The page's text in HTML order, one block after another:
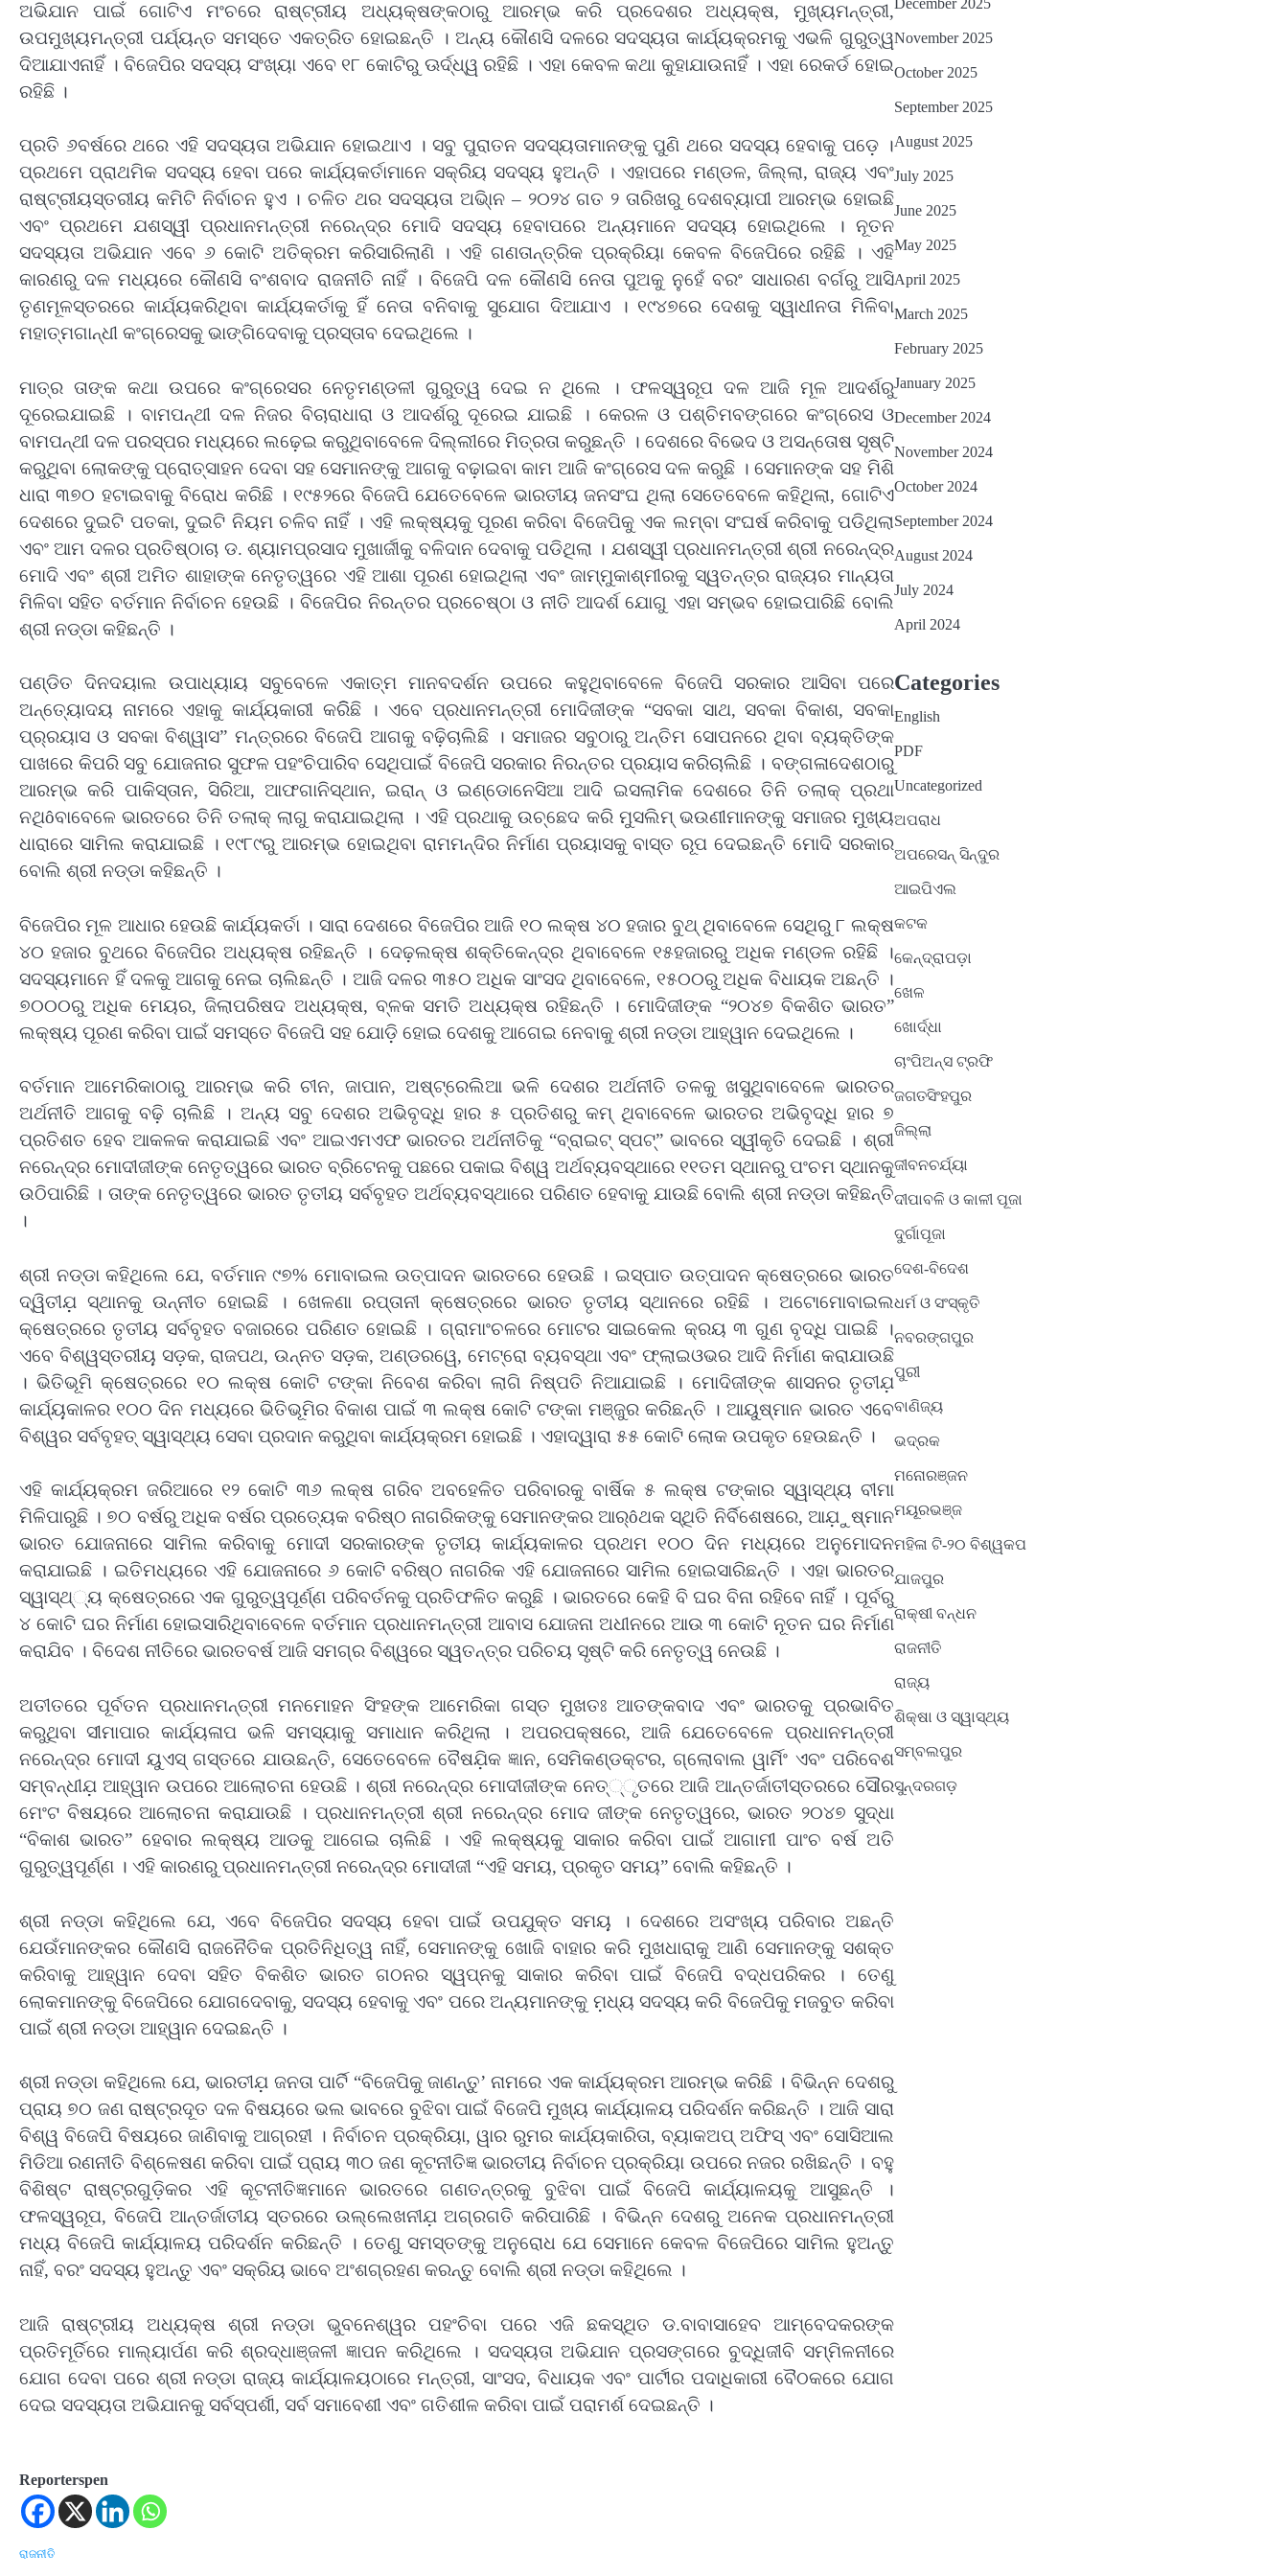
ଅଭିଯାନ ପାଇଁ ଗୋଟିଏ ମଂଚରେ ରାଷ୍ଟ୍ରୀୟ ଅଧ୍ୟକ୍ଷଙ୍କଠାରୁ ଆରମ୍ଭ କରି ପ୍ରଦେଶର ଅଧ୍ୟକ୍ଷ, ମୁଖ୍ୟମନ୍ତ୍ରୀ,
ଉପମୁଖ୍ୟମନ୍ତ୍ରୀ ପର୍ଯ୍ୟନ୍ତ ସମସ୍ତେ ଏକତ୍ରିତ ହୋଇଛନ୍ତି । ଅନ୍ୟ କୌଣସି ଦଳରେ ସଦସ୍ୟତା କାର୍ଯ୍ୟକ୍ରମକୁ ଏଭଳି ଗୁରୁତ୍ୱ
ଦିଆଯାଏନାହିଁ । ବିଜେପିର ସଦସ୍ୟ ସଂଖ୍ୟା ଏବେ ୧୮ କୋଟିରୁ ଊର୍ଦ୍ଧ୍ୱ ରହିଛି । ଏହା କେବଳ କଥା କୁହାଯାଉନାହିଁ । ଏହା ରେକର୍ଡ ହୋଇ
ରହିଛି ।
ପ୍ରତି ୬ବର୍ଷରେ ଥରେ ଏହି ସଦସ୍ୟତା ଅଭିଯାନ ହୋଇଥାଏ । ସବୁ ପୁରାତନ ସଦସ୍ୟତାମାନଙ୍କୁ ପୁଣି ଥରେ ସଦସ୍ୟ ହେବାକୁ ପଡ଼େ ।
ପ୍ରଥମେ ପ୍ରାଥମିକ ସଦସ୍ୟ ହେବା ପରେ କାର୍ଯ୍ୟକର୍ତାମାନେ ସକ୍ରିୟ ସଦସ୍ୟ ହୁଅନ୍ତି । ଏହାପରେ ମଣ୍ଡଳ, ଜିଲ୍ଲା, ରାଜ୍ୟ ଏବଂ
ରାଷ୍ଟ୍ରୀୟସ୍ତରୀୟ କମିଟି ନିର୍ବାଚନ ହୁଏ । ଚଳିତ ଥର ସଦସ୍ୟତା ଅଭି୍‌ାନ – ୨୦୨୪ ଗତ ୨ ତାରିଖରୁ ଦେଶବ୍ୟାପୀ ଆରମ୍ଭ ହୋଇଛି
ଏବଂ ପ୍ରଥମେ ଯଶସ୍ୱୀ ପ୍ରଧାନମନ୍ତ୍ରୀ ନରେନ୍ଦ୍ର ମୋଦି ସଦସ୍ୟ ହେବାପରେ ଅନ୍ୟମାନେ ସଦସ୍ୟ ହୋଇଥିଲେ । ନୂତନ
ସଦସ୍ୟତା ଅଭିଯାନ ଏବେ ୬ କୋଟି ଅତିକ୍ରମ କରିସାରିଲାଣି । ଏହି ଗଣତାନ୍ତ୍ରିକ ପ୍ରକ୍ରିୟା କେବଳ ବିଜେପିରେ ରହିଛି । ଏହି
କାରଣରୁ ଦଳ ମଧ୍ୟରେ କୌଣସି ବଂଶବାଦ ରାଜନୀତି ନାହିଁ । ବିଜେପି ଦଳ କୌଣସି ନେତା ପୁଅକୁ ନୁହେଁ ବରଂ ସାଧାରଣ ବର୍ଗରୁ ଆସି
ତୃଣମୂଳସ୍ତରରେ କାର୍ଯ୍ୟକରିଥିବା କାର୍ଯ୍ୟକର୍ତାକୁ ହିଁ ନେତା ବନିବାକୁ ସୁଯୋଗ ଦିଆଯାଏ । ୧୯୪୭ରେ ଦେଶକୁ ସ୍ୱାଧୀନତା ମିଳିବା
ମହାତ୍ମଗାନ୍ଧୀ କଂଗ୍ରେସକୁ ଭାଙ୍ଗିଦେବାକୁ ପ୍ରସ୍ତାବ ଦେଇଥିଲେ ।
ମାତ୍ର ତାଙ୍କ କଥା ଉପରେ କଂଗ୍ରେସର ନେତୃମଣ୍ଡଳୀ ଗୁରୁତ୍ୱ ଦେଇ ନ ଥିଲେ । ଫଳସ୍ୱରୂପ ଦଳ ଆଜି ମୂଳ ଆଦର୍ଶରୁ
ଦୂରେଇଯାଇଛି । ବାମପନ୍ଥୀ ଦଳ ନିଜର ବିଚାରାଧାରା ଓ ଆଦର୍ଶରୁ ଦୂରେଇ ଯାଇଛି । କେରଳ ଓ ପଶ୍ଚିମବଙ୍ଗରେ କଂଗ୍ରେସ ଓ
ବାମପନ୍ଥୀ ଦଳ ପରସ୍ପର ମଧ୍ୟରେ ଲଢ଼େଇ କରୁଥିବାବେଳେ ଦିଲ୍ଲୀରେ ମିତ୍ରତା କରୁଛନ୍ତି । ଦେଶରେ ବିଭେଦ ଓ ଅସନ୍ତୋଷ ସୃଷ୍ଟି
କରୁଥିବା ଲୋକଙ୍କୁ ପ୍ରୋତ୍ସାହନ ଦେବା ସହ ସେମାନଙ୍କୁ ଆଗକୁ ବଢ଼ାଇବା କାମ ଆଜି କଂଗ୍ରେସ ଦଳ କରୁଛି । ସେମାନଙ୍କ ସହ ମିଶି
ଧାରା ୩୭୦ ହଟାଇବାକୁ ବିରୋଧ କରିଛି । ୧୯୫୨ରେ ବିଜେପି ଯେତେବେଳେ ଭାରତୀୟ ଜନସଂଘ ଥିଲା ସେତେବେଳେ କହିଥିଲା, ଗୋଟିଏ
ଦେଶରେ ଦୁଇଟି ପତକା, ଦୁଇଟି ନିୟମ ଚଳିବ ନାହିଁ । ଏହି ଲକ୍ଷ୍ୟକୁ ପୂରଣ କରିବା ବିଜେପିକୁ ଏକ ଲମ୍ବା ସଂଘର୍ଷ କରିବାକୁ ପଡିଥିଲା
ଏବଂ ଆମ ଦଳର ପ୍ରତିଷ୍ଠାଚା ଡ. ଶ୍ୟାମପ୍ରସାଦ ମୁଖାର୍ଜୀକୁ ବଳିଦାନ ଦେବାକୁ ପଡିଥିଲା । ଯଶସ୍ୱୀ ପ୍ରଧାନମନ୍ତ୍ରୀ ଶ୍ରୀ ନରେନ୍ଦ୍ର
ମୋଦି ଏବଂ ଶ୍ରୀ ଅମିତ ଶାହାଙ୍କ ନେତୃତ୍ୱରେ ଏହି ଆଶା ପୂରଣ ହୋଇଥିଲା ଏବଂ ଜାମ୍ମୁକାଶ୍ମୀରକୁ ସ୍ୱତନ୍ତ୍ର ରାଜ୍ୟର ମାନ୍ୟତା
ମିଳିବା ସହିତ ବର୍ତମାନ ନିର୍ବାଚନ ହେଉଛି । ବିଜେପିର ନିରନ୍ତର ପ୍ରଚେଷ୍ଠା ଓ ନୀତି ଆଦର୍ଶ ଯୋଗୁ ଏହା ସମ୍ଭବ ହୋଇପାରିଛି ବୋଲି
ଶ୍ରୀ ନଡ୍ଡା କହିଛନ୍ତି ।
ପଣ୍ଡିତ ଦିନଦୟାଲ ଉପାଧ୍ୟାୟ ସବୁବେଳେ ଏକାତ୍ମ ମାନବଦର୍ଶନ ଉପରେ କହୁଥିବାବେଳେ ବିଜେପି ସରକାର ଆସିବା ପରେ
ଅନ୍ତ୍ୟୋଦୟ ନାମରେ ଏହାକୁ କାର୍ଯ୍ୟକାରୀ କରିିଛି । ଏବେ ପ୍ରଧାନମନ୍ତ୍ରୀ ମୋଦିଜୀଙ୍କ “ସବକା ସାଥ, ସବକା ବିକାଶ, ସବକା
ପ୍ର୍ରୟାସ ଓ ସବକା ବିଶ୍ୱାସ” ମନ୍ତ୍ରରେ ବିଜେପି ଆଗକୁ ବଢ଼ିଚାଲିଛି । ସମାଜର ସବୁଠାରୁ ଅନ୍ତିମ ସୋପନରେ ଥିବା ବ୍ୟକ୍ତିଙ୍କ
ପାଖରେ କିପରି ସବୁ ଯୋଜନାର ସୁଫଳ ପହଂଚିପାରିବ ସେଥିପାଇଁ ବିଜେପି ସରକାର ନିରନ୍ତର ପ୍ରୟାସ କରିଚାଲିଛି । ବଙ୍ଗଳାଦେଶଠାରୁ
ଆରମ୍ଭ କରି ପାକିସ୍ତାନ, ସିରିଆ, ଆଫଗାନିସ୍ଥାନ, ଇରାନ୍ ଓ ଇଣ୍ଡୋନେସିଆ ଆଦି ଇସଲାମିକ ଦେଶରେ ତିନି ତଲାକ୍ ପ୍ରଥା
ନଥିôବାବେଳେ ଭାରତରେ ତିନି ତଲାକ୍ ଲାଗୁ କରାଯାଇଥିଲା । ଏହି ପ୍ରଥାକୁ ଉଚ୍ଛେଦ କରି ମୁସଲିମ୍ ଭଉଣୀମାନଙ୍କୁ ସମାଜର ମୁଖ୍ୟ
ଧାରାରେ ସାମିଲ କରାଯାଇଛି । ୧୯୮୯ରୁ ଆରମ୍ଭ ହୋଇଥିବା ରାମମନ୍ଦିର ନିର୍ମାଣ ପ୍ରୟାସକୁ ବାସ୍ତ ରୂପ ଦେଇଛନ୍ତି ମୋଦି ସରକାର
ବୋଲି ଶ୍ରୀ ନଡ୍ଡା କହିଛନ୍ତି ।
ବିଜେପିର ମୂଳ ଆଧାର ହେଉଛି କାର୍ଯ୍ୟକର୍ତା । ସାରା ଦେଶରେ ବିଜେପିର ଆଜି ୧୦ ଲକ୍ଷ ୪୦ ହଜାର ବୁଥ୍ ଥିବାବେଳେ ସେଥିରୁ ୮ ଲକ୍ଷ
୪୦ ହଜାର ବୁଥରେ ବିଜେପିର ଅଧ୍ୟକ୍ଷ ରହିଛନ୍ତି । ଦେଢ଼ଲକ୍ଷ ଶକ୍ତିକେନ୍ଦ୍ର ଥିବାବେଳେ ୧୫ହଜାରରୁ ଅଧିକ ମଣ୍ଡଳ ରହିଛି ।
ସଦସ୍ୟମାନେ ହିଁ ଦଳକୁ ଆଗକୁ ନେଇ ଚାଲିଛନ୍ତି । ଆଜି ଦଳର ୩୫୦ ଅଧିକ ସାଂସଦ ଥିବାବେଳେ, ୧୫୦୦ରୁ ଅଧିକ ବିଧାୟକ ଅଛନ୍ତି ।
୭୦୦୦ରୁ ଅଧିକ ମେୟର, ଜିଲାପରିଷଦ ଅଧ୍ୟକ୍ଷ, ବ୍ଳକ ସମତି ଅଧ୍ୟକ୍ଷ ରହିଛନ୍ତି । ମୋଦିଜୀଙ୍କ “୨୦୪୭ ବିକଶିତ ଭାରତ”
ଲକ୍ଷ୍ୟ ପୂରଣ କରିବା ପାଇଁ ସମସ୍ତେ ବିଜେପି ସହ ଯୋଡ଼ି ହୋଇ ଦେଶକୁ ଆଗେଇ ନେବାକୁ ଶ୍ରୀ ନଡ୍ଡା ଆହ୍ୱାନ ଦେଇଥିଲେ ।
ବର୍ତମାନ ଆମେରିକାଠାରୁ ଆରମ୍ଭ କରି ଚୀନ, ଜାପାନ, ଅଷ୍ଟ୍ରେଲିଆ ଭଳି ଦେଶର ଅର୍ଥନୀତି ତଳକୁ ଖସୁଥିବାବେଳେ ଭାରତର
ଅର୍ଥନୀତି ଆଗକୁ ବଢ଼ି ଚାଲିଛି । ଅନ୍ୟ ସବୁ ଦେଶର ଅଭିବୃଦ୍ଧି ହାର ୫ ପ୍ରତିଶରୁ କମ୍ ଥିବାବେଳେ ଭାରତର ଅଭିବୃଦ୍ଧି ହାର ୭
ପ୍ରତିଶତ ହେବ ଆକଳକ କରାଯାଇଛି ଏବଂ ଆଇଏମଏଫ ଭାରତର ଅର୍ଥନୀତିକୁ “ବ୍ରାଇଟ୍ ସ୍ପଟ୍‌” ଭାବରେ ସ୍ୱୀକୃତି ଦେଇଛି । ଶ୍ରୀ
ନରେନ୍ଦ୍ର ମୋଦୀଜୀଙ୍କ ନେତୃତ୍ୱରେ ଭାରତ ବ୍ରିଟେନକୁ ପଛରେ ପକାଇ ବିଶ୍ୱ ଅର୍ଥବ୍ୟବସ୍ଥାରେ ୧୧ତମ ସ୍ଥାନରୁ ପଂଚମ ସ୍ଥାନକୁ
ଉଠିପାରିଛି । ତାଙ୍କ ନେତୃତ୍ୱରେ ଭାରତ ତୃତୀୟ ସର୍ବବୃହତ ଅର୍ଥବ୍ୟବସ୍ଥାରେ ପରିଣତ ହେବାକୁ ଯାଉଛି ବୋଲି ଶ୍ରୀ ନଡ୍ଡା କହିଛନ୍ତି
।
ଶ୍ରୀ ନଡ୍ଡା କହିଥିଲେ ଯେ, ବର୍ତମାନ ୯୭% ମୋବାଇଲ ଉତ୍ପାଦନ ଭାରତରେ ହେଉଛି । ଇସ୍ପାତ ଉତ୍ପାଦନ କ୍ଷେତ୍ରରେ ଭାରତ
ଦ୍ୱିତୀଯ଼ ସ୍ଥାନକୁ ଉନ୍ନୀତ ହୋଇଛି । ଖେଳଣା ରପ୍ତାନୀ କ୍ଷେତ୍ରରେ ଭାରତ ତୃତୀୟ ସ୍ଥାନରେ ରହିଛି । ଅଟୋମୋବାଇଲ
କ୍ଷେତ୍ରରେ ତୃତୀୟ ସର୍ବବୃହତ ବଜାରରେ ପରିଣତ ହୋଇଛି । ଗ୍ରାମାଂଚଳରେ ମୋଟର ସାଇକେଲ କ୍ରୟ ୩ ଗୁଣ ବୃଦ୍ଧି ପାଇଛି ।
ଏବେ ବିଶ୍ୱସ୍ତରୀୟ଼ ସଡ଼କ, ରାଜପଥ, ଉନ୍ନତ ସଡ଼କ, ଅଣ୍ଡରୱେ, ମେଟ୍ରୋ ବ୍ୟବସ୍ଥା ଏବଂ ଫ୍ଲାଇଓଭର ଆଦି ନିର୍ମାଣ କରାଯାଉଛି
। ଭିତିଭୂମି କ୍ଷେତ୍ରରେ ୧୦ ଲକ୍ଷ କୋଟି ଟଙ୍କା ନିବେଶ କରିବା ଲାଗି ନିଷ୍ପତି ନିଆଯାଇଛି । ମୋଦିଜୀଙ୍କ ଶାସନର ତୃତୀଯ଼
କାର୍ଯ୍ୟ଼କାଳର ୧୦୦ ଦିନ ମଧ୍ୟରେ ଭିତିଭୂମିର ବିକାଶ ପାଇଁ ୩ ଲକ୍ଷ କୋଟି ଟଙ୍କା ମଞ୍ଜୁର କରିଛନ୍ତି । ଆୟୁଷ୍ମାନ ଭାରତ ଏବେ
ବିଶ୍ୱର ସର୍ବବୃହତ୍ ସ୍ୱାସ୍ଥ୍ୟ ସେବା ପ୍ରଦାନ କରୁଥିବା କାର୍ଯ୍ୟକ୍ରମ ହୋଇଛି । ଏହାଦ୍ୱାରା ୫୫ କୋଟି ଲୋକ ଉପକୃତ ହେଉଛନ୍ତି ।
ଏହି କାର୍ଯ୍ୟକ୍ରମ ଜରିଆରେ ୧୨ କୋଟି ୩୬ ଲକ୍ଷ ଗରିବ ଅବହେଳିତ ପରିବାରକୁ ବାର୍ଷିକ ୫ ଲକ୍ଷ ଟଙ୍କାର ସ୍ୱାସ୍ଥ୍ୟ ବୀମା
ମିଳିପାରୁଛି । ୭୦ ବର୍ଷରୁ ଅଧିକ ବର୍ଷର ପ୍ରତ୍ୟେକ ବରିଷ୍ଠ ନାଗରିକଙ୍କୁ ସେମାନଙ୍କର ଆର୍ôଥକ ସ୍ଥିତି ନିର୍ବିଶେଷରେ, ଆଯ଼ୁଷ୍ମାନ
ଭାରତ ଯୋଜନାରେ ସାମିଲ କରିବାକୁ ମୋଦୀ ସରକାରଙ୍କ ତୃତୀୟ କାର୍ଯ୍ୟକାଳର ପ୍ରଥମ ୧୦୦ ଦିନ ମଧ୍ୟରେ ଅନୁମୋଦନ
କରାଯାଇଛି । ଇତିମଧ୍ୟରେ ଏହି ଯୋଜନାରେ ୬ କୋଟି ବରିଷ୍ଠ ନାଗରିକ ଏହି ଯୋଜନାରେ ସାମିଲ ହୋଇସାରିଛନ୍ତି । ଏହା ଭାରତର
ସ୍ୱାସ୍ଥ୍‌୍ୟ କ୍ଷେତ୍ରରେ ଏକ ଗୁରୁତ୍ୱପୂର୍ଣ୍ଣ ପରିବର୍ତନକୁ ପ୍ରତିଫଳିତ କରୁଛି । ଭାରତରେ କେହି ବି ଘର ବିନା ରହିବେ ନାହିଁ । ପୂର୍ବରୁ
୪ କୋଟି ଘର ନିର୍ମାଣ ହୋଇସାରିଥିବାବେଳେ ବର୍ତମାନ ପ୍ରଧାନମନ୍ତ୍ରୀ ଆବାସ ଯୋଜନା ଅଧୀନରେ ଆଉ ୩ କୋଟି ନୂତନ ଘର ନିର୍ମାଣ
କରାଯିବ । ବିଦେଶ ନୀତିରେ ଭାରତବର୍ଷ ଆଜି ସମଗ୍ର ବିଶ୍ୱରେ ସ୍ୱତନ୍ତ୍ର ପରିଚୟ ସୃଷ୍ଟି କରି ନେତୃତ୍ୱ ନେଉଛି ।
ଅତୀତରେ ପୂର୍ବତନ ପ୍ରଧାନମନ୍ତ୍ରୀ ମନମୋହନ ସିଂହଙ୍କ ଆମେରିକା ଗସ୍ତ ମୁଖତଃ ଆତଙ୍କବାଦ ଏବଂ ଭାରତକୁ ପ୍ରଭାବିତ
କରୁଥିବା ସୀମାପାର କାର୍ଯ୍ୟଳାପ ଭଳି ସମସ୍ୟାକୁ ସମାଧାନ କରିଥିଲା । ଅପରପକ୍ଷରେ, ଆଜି ଯେତେବେଳେ ପ୍ରଧାନମନ୍ତ୍ରୀ
ନରେନ୍ଦ୍ର ମୋଦୀ ୟୁଏସ୍ ଗସ୍ତରେ ଯାଉଛନ୍ତି, ସେତେବେଳେ ବୈଷଯ଼ିକ ଜ୍ଞାନ, ସେମିକଣ୍ଡକ୍ଟର, ଗ୍ଲୋବାଲ ୱାର୍ମିଂ ଏବଂ ପରିବେଶ
ସମ୍ବନ୍ଧୀଯ଼ ଆହ୍ୱାନ ଉପରେ ଆଲୋଚନା ହେଉଛି । ଶ୍ରୀ ନରେନ୍ଦ୍ର ମୋଦୀଜୀଙ୍କ ନେତ୍‌୍‌ୃତରେ ଆଜି ଆନ୍ତର୍ଜାତୀସ୍ତରରେ ସୌର
ମେଂଟ ବିଷୟରେ ଆଲୋଚନା କରାଯାଉଛି । ପ୍ରଧାନମନ୍ତ୍ରୀ ଶ୍ରୀ ନରେନ୍ଦ୍ର ମୋଦ ଜୀଙ୍କ ନେତୃତ୍ୱରେ, ଭାରତ ୨୦୪୭ ସୁଦ୍ଧା
“ବିକାଶ ଭାରତ” ହେବାର ଲକ୍ଷ୍ୟ ଆଡକୁ ଆଗେଇ ଚାଲିଛି । ଏହି ଲକ୍ଷ୍ୟକୁ ସାକାର କରିବା ପାଇଁ ଆଗାମୀ ପାଂଚ ବର୍ଷ ଅତି
ଗୁରୁତ୍ୱପୂର୍ଣ୍ଣ । ଏହି କାରଣରୁ ପ୍ରଧାନମନ୍ତ୍ରୀ ନରେନ୍ଦ୍ର ମୋଦୀଜୀ “ଏହି ସମୟ, ପ୍ରକୃତ ସମୟ” ବୋଲି କହିଛନ୍ତି ।
ଶ୍ରୀ ନଡ୍ଡା କହିଥିଲେ ଯେ, ଏବେ ବିଜେପିର ସଦସ୍ୟ ହେବା ପାଇଁ ଉପଯୁକ୍ତ ସମୟ଼ । ଦେଶରେ ଅସଂଖ୍ୟ ପରିବାର ଅଛନ୍ତି
ଯେଉଁମାନଙ୍କର କୌଣସି ରାଜନୈତିକ ପ୍ରତିନିଧିତ୍ୱ ନାହିଁ, ସେମାନଙ୍କୁ ଖୋଜି ବାହାର କରି ମୁଖଧାରାକୁ ଆଣି ସେମାନଙ୍କୁ ସଶକ୍ତ
କରିବାକୁ ଆହ୍ୱାନ ଦେବା ସହିତ ବିକଶିତ ଭାରତ ଗଠନର ସ୍ୱପ୍ନକୁ ସାକାର କରିବା ପାଇଁ ବିଜେପି ବଦ୍ଧପରିକର । ତେଣୁ
ଲୋକମାନଙ୍କୁ ବିଜେପିରେ ଯୋଗଦେବାକୁ, ସଦସ୍ୟ ହେବାକୁ ଏବଂ ପରେ ଅନ୍ୟମାନଙ୍କୁ ମ଼ଧ୍ୟ ସଦସ୍ୟ କରି ବିଜେପିକୁ ମଜବୁତ କରିବା
ପାଇଁ ଶ୍ରୀ ନଡ୍ଡା ଆହ୍ୱାନ ଦେଇଛନ୍ତି ।
ଶ୍ରୀ ନଡ୍ଡା କହିଥିଲେ ଯେ, ଭାରତୀଯ଼ ଜନତା ପାର୍ଟି “ବିଜେପିକୁ ଜାଣନ୍ତୁ’ ନାମରେ ଏକ କାର୍ଯ୍ୟକ୍ରମ ଆରମ୍ଭ କରିଛି । ବିଭିନ୍ନ ଦେଶରୁ
ପ୍ରାୟ ୭୦ ଜଣ ରାଷ୍ଟ୍ରଦୂତ ଦଳ ବିଷୟରେ ଭଲ ଭାବରେ ବୁଝିବା ପାଇଁ ବିଜେପି ମୁଖ୍ୟ କାର୍ଯ୍ୟାଳୟ ପରିଦର୍ଶନ କରିଛନ୍ତି । ଆଜି ସାରା
ବିଶ୍ୱ ବିଜେପି ବିଷୟରେ ଜାଣିବାକୁ ଆଗ୍ରହୀ । ନିର୍ବାଚନ ପ୍ରକ୍ରିୟା, ୱାର ରୁମର କାର୍ଯ୍ୟକାରିତା, ବ୍ୟାକଅପ୍ ଅଫିସ୍ ଏବଂ ସୋସିଆଲ
ମିଡିଆ ରଣନୀତି ବିଶ୍ଳେଷଣ କରିବା ପାଇଁ ପ୍ରାୟ ୩୦ ଜଣ କୂଟନୀତିଜ୍ଞ ଭାରତୀୟ ନିର୍ବାଚନ ପ୍ରକ୍ରିୟା ଉପରେ ନଜର ରଖିଛନ୍ତି । ବହୁ
ବିଶିଷ୍ଟ ରାଷ୍ଟ୍ରଗୁଡ଼ିକର ଏହି କୂଟନୀତିଜ୍ଞମାନେ ଭାରତରେ ଗଣତନ୍ତ୍ରକୁ ବୁଝିବା ପାଇଁ ବିଜେପି କାର୍ଯ୍ୟାଳୟକୁ ଆସୁଛନ୍ତି ।
ଫଳସ୍ୱରୂପ, ବିଜେପି ଆନ୍ତର୍ଜାତୀୟ ସ୍ତରରେ ଉଲ୍ଲେଖନୀଯ଼ ଅଗ୍ରଗତି କରିପାରିଛି । ବିଭିନ୍ନ ଦେଶରୁ ଅନେକ ପ୍ରଧାନମନ୍ତ୍ରୀ
ମଧ୍ୟ ବିଜେପି କାର୍ଯ୍ୟାଳୟ ପରିଦର୍ଶନ କରିଛନ୍ତି । ତେଣୁ ସମସ୍ତଙ୍କୁ ଅନୁରୋଧ ଯେ ସେମାନେ କେବଳ ବିଜେପିରେ ସାମିଲ ହୁଅନ୍ତୁ
ନାହିଁ, ବରଂ ସଦସ୍ୟ ହୁଅନ୍ତୁ ଏବଂ ସକ୍ରିୟ ଭାବେ ଅଂଶଗ୍ରହଣ କରନ୍ତୁ ବୋଲି ଶ୍ରୀ ନଡ୍ଡା କହିଥିଲେ ।
ଆଜି ରାଷ୍ଟ୍ରୀୟ ଅଧ୍ୟକ୍ଷ ଶ୍ରୀ ନଡ୍ଡା ଭୁବନେଶ୍ୱର ପହଂଚିବା ପରେ ଏଜି ଛକସ୍ଥିତ ଡ.ବାବାସାହେବ ଆମ୍ବେଦକରଙ୍କ
ପ୍ରତିମୂର୍ତିରେ ମାଲ୍ୟାର୍ପଣ କରି ଶ୍ରଦ୍ଧାଞ୍ଜଳୀ ଜ୍ଞାପନ କରିଥିଲେ । ସଦସ୍ୟତା ଅଭିଯାନ ପ୍ରସଙ୍ଗରେ ବୁଦ୍ଧିଜୀବି ସମ୍ମିଳନୀରେ
ଯୋଗ ଦେବା ପରେ ଶ୍ରୀ ନଡ୍ଡା ରାଜ୍ୟ କାର୍ଯ୍ୟାଳୟଠାରେ ମନ୍ତ୍ରୀ, ସାଂସଦ, ବିଧାୟକ ଏବଂ ପାର୍ଟୀର ପଦାଧିକାରୀ ବୈଠକରେ ଯୋଗ
ଦେଇ ସଦସ୍ୟତା ଅଭିଯାନକୁ ସର୍ବସ୍ପର୍ଶୀ, ସର୍ବ ସମାବେଶୀ ଏବଂ ଗତିଶୀଳ କରିବା ପାଇଁ ପରାମର୍ଶ ଦେଇଛନ୍ତି ।
Reporterspen
ରାଜନୀତି
December 2025
November 2025
October 2025
September 2025
August 2025
July 2025
June 2025
May 2025
April 2025
March 2025
February 2025
January 2025
December 2024
November 2024
October 2024
September 2024
August 2024
July 2024
April 2024
Categories
English
PDF
Uncategorized
ଅପରାଧ
ଅପରେସନ୍ ସିନ୍ଦୁର
ଆଇପିଏଲ
କଟକ
କେନ୍ଦ୍ରାପଡ଼ା
ଖେଳ
ଖୋର୍ଦ୍ଧା
ଚାଂପିଅନ୍ସ ଟ୍ରଫି
ଜଗତସିଂହପୁର
ଜିଲ୍ଲା
ଜୀବନଚର୍ଯ୍ୟା
ଦୀପାବଳି ଓ କାଳୀ ପୂଜା
ଦୁର୍ଗାପୂଜା
ଦେଶ-ବିଦେଶ
ଧର୍ମ ଓ ସଂସ୍କୃତି
ନବରଙ୍ଗପୁର
ପୁରୀ
ବାଣିଜ୍ୟ
ଭଦ୍ରକ
ମନୋରଞ୍ଜନ
ମୟୂରଭଞ୍ଜ
ମହିଳା ଟି-୨୦ ବିଶ୍ୱକପ
ଯାଜପୁର
ରାକ୍ଷୀ ବନ୍ଧନ
ରାଜନୀତି
ରାଜ୍ୟ
ଶିକ୍ଷା ଓ ସ୍ୱାସ୍ଥ୍ୟ
ସମ୍ବଲପୁର
ସୁନ୍ଦରଗଡ଼